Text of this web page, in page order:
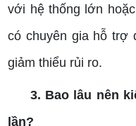
với hệ thống lớn
có chuyên gia hỗ trợ
giảm thiểu rủi ro.
3. Bao lâu nên
lần?